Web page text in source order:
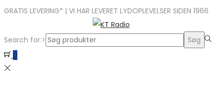
GRATIS LEVERING* | VI HAR LEVERET LYDOPLEVELSER SIDEN 1966
Search for:>
Søg
0